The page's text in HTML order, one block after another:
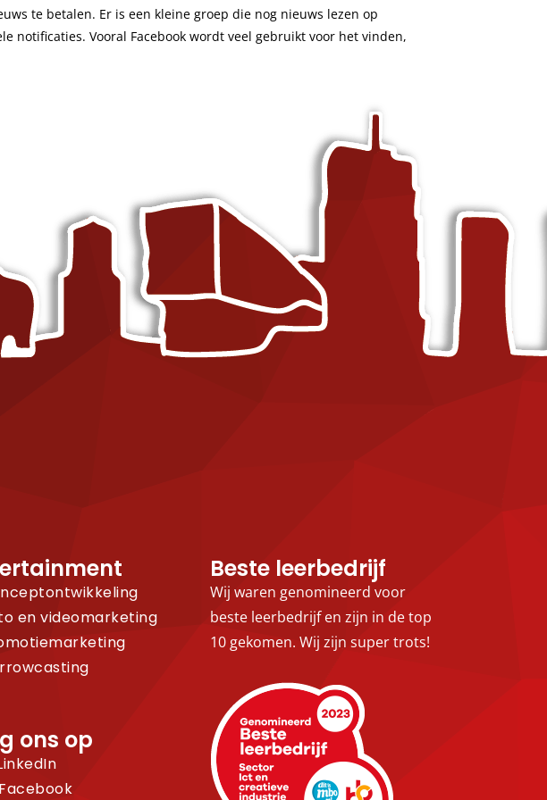
TikTok marketing
training (SEO)
te betalen. Er is een kleine groep die nog nieuws lezen op
notificaties. Vooral Facebook wordt veel gebruikt voor het vinden,
en videomarketing
ons op
Facebook
Beste leerbedrijf
Wij waren genomineerd voor
beste leerbedrijf en zijn in de top
10 gekomen. Wij zijn super trots!